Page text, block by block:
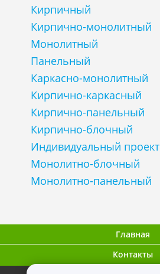
Кирпичный
Кирпично-монолитный
Монолитный
Панельный
Каркасно-монолитный
Кирпично-каркасный
Кирпично-панельный
Кирпично-блочный
Индивидуальный проект
Монолитно-блочный
Монолитно-панельный
Главная
Контакты